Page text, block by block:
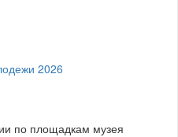
по площадкам музея